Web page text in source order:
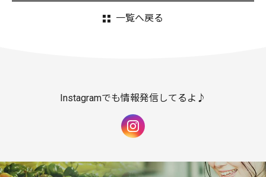
一覧へ戻る
Instagramでも情報発信してるよ♪